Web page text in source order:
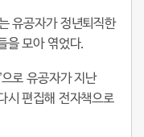
유공자가 정년퇴직한
을 모아 엮었다.
로 유공자가 지난
시 편집해 전자책으로